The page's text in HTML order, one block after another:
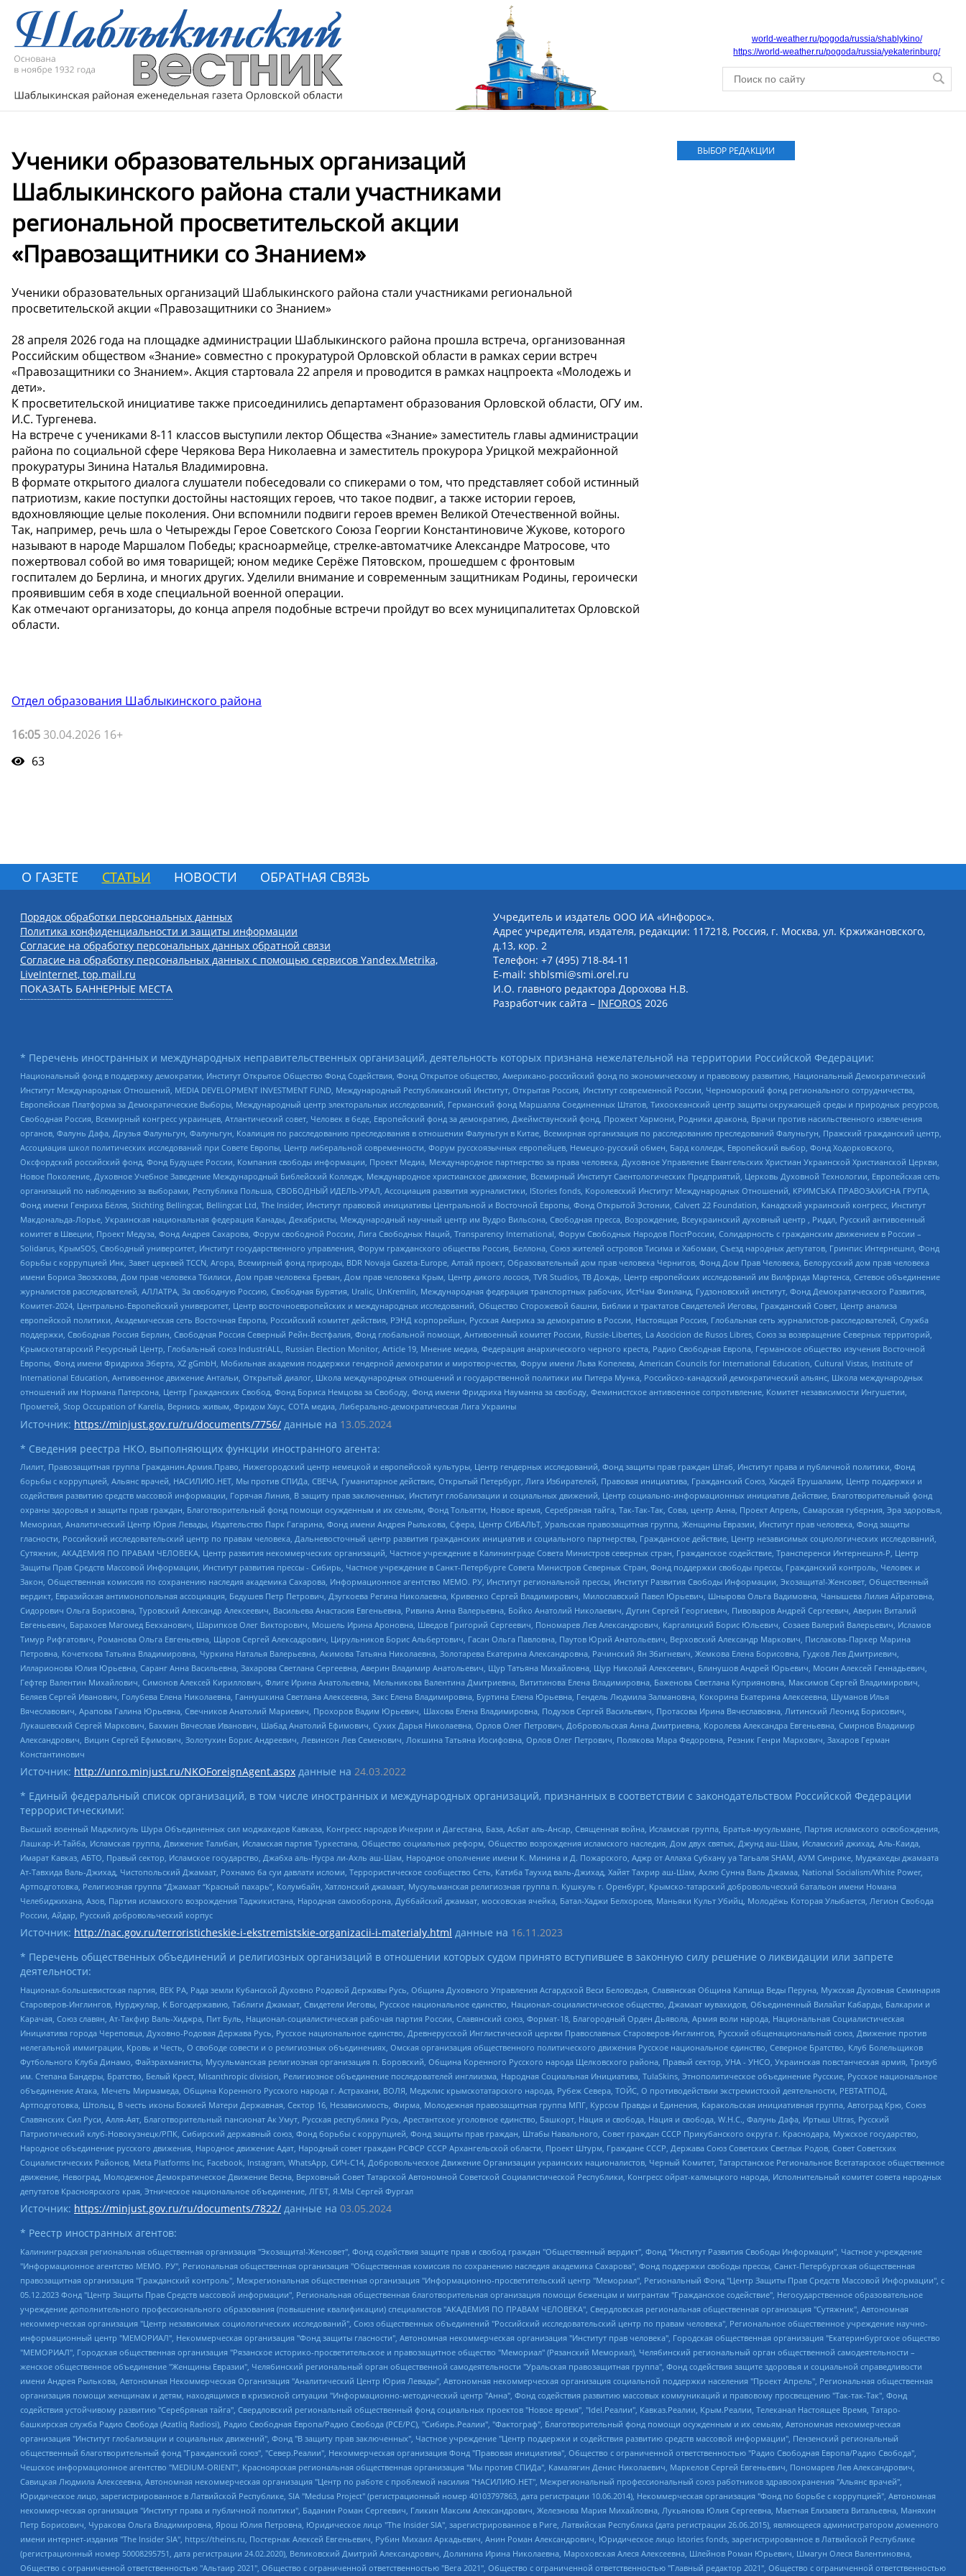
world-weather.ru/pogoda/russia/shablykino/
https://world-weather.ru/pogoda/russia/yekaterinburg/
Ученики образовательных организаций
Шаблыкинского района стали участниками
региональной просветительской акции
«Правозащитники со Знанием»
Ученики образовательных организаций Шаблыкинского района стали участниками региональной
просветительской акции «Правозащитники со Знанием»
28 апреля 2026 года на площадке администрации Шаблыкинского района прошла встреча, организованная
Российским обществом «Знание» совместно с прокуратурой Орловской области в рамках серии встреч
«Правозащитники со Знанием». Акция стартовала 22 апреля и проводится в рамках нацпроекта «Молодежь и
дети».
К просветительской инициативе также присоединились департамент образования Орловской области, ОГУ им.
И.С. Тургенева.
На встрече с учениками 8-11 классов выступили лектор Общества «Знание» заместитель главы администрации
района по социальной сфере Черякова Вера Николаевна и заместитель прокурора Урицкой межрайонной
прокуратуры Зинина Наталья Владимировна.
В формате открытого диалога слушатели побеседовали со спикерами о том, что представляет собой истинный
патриотизм, какие поступки достойны настоящих героев, что такое подвиг, а также истории героев,
вдохновляющие целые поколения. Они вспомнили подвиги героев времен Великой Отечественной войны.
Так, например, речь шла о Четырежды Герое Советского Союза Георгии Константиновиче Жукове, которого
называют в народе Маршалом Победы; красноармейце, стрелке-автоматчике Александре Матросове, что
пожертвовал собой во имя товарищей; юном медике Серёже Пятовском, прошедшем с фронтовым
госпиталем до Берлина, и многих других. Уделили внимание и современным защитникам Родины, героически
проявившим себя в ходе специальной военной операции.
Как отмечают организаторы, до конца апреля подобные встречи пройдут во всех муниципалитетах Орловской
области.
Отдел образования Шаблыкинского района
16:05 30.04.2026 16+
63
ВЫБОР РЕДАКЦИИ
О ГАЗЕТЕ СТАТЬИ НОВОСТИ ОБРАТНАЯ СВЯЗЬ
Порядок обработки персональных данных
Политика конфиденциальности и защиты информации
Согласие на обработку персональных данных обратной связи
Согласие на обработку персональных данных с помощью сервисов Yandex.Metrika,
LiveInternet, top.mail.ru
ПОКАЗАТЬ БАННЕРНЫЕ МЕСТА
Учредитель и издатель ООО ИА «Инфорос».
Адрес учредителя, издателя, редакции: 117218, Россия, г. Москва, ул. Кржижановского,
д.13, кор. 2
Телефон: +7 (495) 718-84-11
E-mail: shblsmi@smi.orel.ru
И.О. главного редактора Дорохова Н.В.
Разработчик сайта – INFOROS 2026
* Перечень иностранных и международных неправительственных организаций, деятельность которых признана нежелательной на территории Российской Федерации:
Национальный фонд в поддержку демократии, Институт Открытое Общество Фонд Содействия, Фонд Открытое общество, Американо-российский фонд по экономическому и правовому развитию, Национальный Демократический
Институт Международных Отношений, MEDIA DEVELOPMENT INVESTMENT FUND, Международный Республиканский Институт, Открытая Россия, Институт современной России, Черноморский фонд регионального сотрудничества,
Европейская Платформа за Демократические Выборы, Международный центр электоральных исследований, Германский фонд Маршалла Соединенных Штатов, Тихоокеанский центр защиты окружающей среды и природных ресурсов,
Свободная Россия, Всемирный конгресс украинцев, Атлантический совет, Человек в беде, Европейский фонд за демократию, Джеймстаунский фонд, Прожект Хармони, Родники дракона, Врачи против насильственного извлечения
органов, Фалунь Дафа, Друзья Фалуньгун, Фалуньгун, Коалиция по расследованию преследования в отношении Фалуньгун в Китае, Всемирная организация по расследованию преследований Фалуньгун, Пражский гражданский центр,
Ассоциация школ политических исследований при Совете Европы, Центр либеральной современности, Форум русскоязычных европейцев, Немецко-русский обмен, Бард колледж, Европейский выбор, Фонд Ходорковского,
Оксфордский российский фонд, Фонд Будущее России, Компания свободы информации, Проект Медиа, Международное партнерство за права человека, Духовное Управление Евангельских Христиан Украинской Христианской Церкви,
Новое Поколение, Духовное Учебное Заведение Международный Библейский Колледж, Международное христианское движение, Всемирный Институт Саентологических Предприятий, Церковь Духовной Технологии, Европейская сеть
организаций по наблюдению за выборами, Республика Польша, СВОБОДНЫЙ ИДЕЛЬ-УРАЛ, Ассоциация развития журналистики, IStories fonds, Королевский Институт Международных Отношений, КРИМСЬКА ПРАВОЗАХИСНА ГРУПА,
Фонд имени Генриха Бёлля, Stichting Bellingcat, Bellingcat Ltd, The Insider, Институт правовой инициативы Центральной и Восточной Европы, Фонд Открытой Эстонии, Calvert 22 Foundation, Канадский украинский конгресс, Институт
Макдональда-Лорье, Украинская национальная федерация Канады, Декабристы, Международный научный центр им Вудро Вильсона, Свободная пресса, Возрождение, Всеукраинский духовный центр , Риддл, Русский антивоенный
комитет в Швеции, Проект Медуза, Фонд Андрея Сахарова, Форум свободной России, Лига Свободных Наций, Transparеncy International, Форум Свободных Народов ПостРоссии, Солидарность с гражданским движением в России –
Solidarus, КрымSOS, Свободный университет, Институт государственного управления, Форум гражданского общества Россия, Беллона, Союз жителей островов Тисима и Хабомаи, Съезд народных депутатов, Гринпис Интернешнл, Фонд
борьбы с коррупцией Инк, Завет церквей TCCN, Агора, Всемирный фонд природы, BDR Novaja Gazeta-Europe, Алтай проект, Образовательный дом прав человека Чернигов, Фонд Дом Прав Человека, Белорусский дом прав человека
имени Бориса Звозскова, Дом прав человека Тбилиси, Дом прав человека Ереван, Дом прав человека Крым, Центр дикого лосося, TVR Studios, ТВ Дождь, Центр европейских исследований им Вилфрида Мартенса, Сетевое объединение
журналистов расследователей, АЛЛАТРА, За свободную Россию, Свободная Бурятия, Uralic, UnKremlin, Международная федерация транспортных рабочих, ИстЧам Финланд, Гудзоновский институт, Фонд Демократического Развития,
Комитет-2024, Центрально-Европейский университет, Центр восточноевропейских и международных исследований, Общество Сторожевой башни, Библии и трактатов Свидетелей Иеговы, Гражданский Совет, Центр анализа
европейской политики, Академическая сеть Восточная Европа, Российский комитет действия, РЭНД корпорейшн, Русская Америка за демократию в России, Настоящая Россия, Глобальная сеть журналистов-расследователей, Служба
поддержки, Свободная Россия Берлин, Свободная Россия Северный Рейн-Вестфалия, Фонд глобальной помощи, Антивоенный комитет России, Russie-Libertes, La Asocicion de Rusos Libres, Союз за возвращение Северных территорий,
Крымскотатарский Ресурсный Центр, Глобальный союз IndustriALL, Russian Election Monitor, Article 19, Мнение медиа, Федерация анархического черного креста, Радио Свободная Европа, Германское общество изучения Восточной
Европы, Фонд имени Фридриха Эберта, XZ gGmbH, Мобильная академия поддержки гендерной демократии и миротворчества, Форум имени Льва Копелева, American Councils for International Education, Cultural Vistas, Institute of
International Education, Антивоенное движение Антальи, Открытый диалог, Школа международных отношений и государственной политики им Питера Мунка, Российско-канадский демократический альянс, Школа международных
отношений им Нормана Патерсона, Центр Гражданских Свобод, Фонд Бориса Немцова за Свободу, Фонд имени Фридриха Науманна за свободу, Феминистское антивоенное сопротивление, Комитет независимости Ингушетии,
Прометей, Stop Occupation of Karelia, Вернись живым, Фридом Хаус, СОТА медиа, Либерально-демократическая Лига Украины
Источник: https://minjust.gov.ru/ru/documents/7756/ данные на 13.05.2024
* Сведения реестра НКО, выполняющих функции иностранного агента:
Лилит, Правозащитная группа Гражданин.Армия.Право, Нижегородский центр немецкой и европейской культуры, Центр гендерных исследований, Фонд защиты прав граждан Штаб, Институт права и публичной политики, Фонд
борьбы с коррупцией, Альянс врачей, НАСИЛИЮ.НЕТ, Мы против СПИДа, СВЕЧА, Гуманитарное действие, Открытый Петербург, Лига Избирателей, Правовая инициатива, Гражданский Союз, Хасдей Ерушалаим, Центр поддержки и
содействия развитию средств массовой информации, Горячая Линия, В защиту прав заключенных, Институт глобализации и социальных движений, Центр социально-информационных инициатив Действие, Благотворительный фонд
охраны здоровья и защиты прав граждан, Благотворительный фонд помощи осужденным и их семьям, Фонд Тольятти, Новое время, Серебряная тайга, Так-Так-Так, Сова, центр Анна, Проект Апрель, Самарская губерния, Эра здоровья,
Мемориал, Аналитический Центр Юрия Левады, Издательство Парк Гагарина, Фонд имени Андрея Рылькова, Сфера, Центр СИБАЛЬТ, Уральская правозащитная группа, Женщины Евразии, Институт прав человека, Фонд защиты
гласности, Российский исследовательский центр по правам человека, Дальневосточный центр развития гражданских инициатив и социального партнерства, Гражданское действие, Центр независимых социологических исследований,
Сутяжник, АКАДЕМИЯ ПО ПРАВАМ ЧЕЛОВЕКА, Центр развития некоммерческих организаций, Частное учреждение в Калининграде Совета Министров северных стран, Гражданское содействие, Трансперенси Интернешнл-Р, Центр
Защиты Прав Средств Массовой Информации, Институт развития прессы - Сибирь, Частное учреждение в Санкт-Петербурге Совета Министров Северных Стран, Фонд поддержки свободы прессы, Гражданский контроль, Человек и
Закон, Общественная комиссия по сохранению наследия академика Сахарова, Информационное агентство МЕМО. РУ, Институт региональной прессы, Институт Развития Свободы Информации, Экозащита!-Женсовет, Общественный
вердикт, Евразийская антимонопольная ассоциация, Бедушев Петр Петрович, Дзугкоева Регина Николаевна, Кривенко Сергей Владимирович, Милославский Павел Юрьевич, Шнырова Ольга Вадимовна, Чанышева Лилия Айратовна,
Сидорович Ольга Борисовна, Туровский Александр Алексеевич, Васильева Анастасия Евгеньевна, Ривина Анна Валерьевна, Бойко Анатолий Николаевич, Дугин Сергей Георгиевич, Пивоваров Андрей Сергеевич, Аверин Виталий
Евгеньевич, Барахоев Магомед Бекханович, Шарипков Олег Викторович, Мошель Ирина Ароновна, Шведов Григорий Сергеевич, Пономарев Лев Александрович, Каргалицкий Борис Юльевич, Созаев Валерий Валерьевич, Исламов
Тимур Рифгатович, Романова Ольга Евгеньевна, Щаров Сергей Алексадрович, Цирульников Борис Альбертович, Гасан Ольга Павловна, Паутов Юрий Анатольевич, Верховский Александр Маркович, Пислакова-Паркер Марина
Петровна, Кочеткова Татьяна Владимировна, Чуркина Наталья Валерьевна, Акимова Татьяна Николаевна, Золотарева Екатерина Александровна, Рачинский Ян Збигневич, Жемкова Елена Борисовна, Гудков Лев Дмитриевич,
Илларионова Юлия Юрьевна, Саранг Анна Васильевна, Захарова Светлана Сергеевна, Аверин Владимир Анатольевич, Щур Татьяна Михайловна, Щур Николай Алексеевич, Блинушов Андрей Юрьевич, Мосин Алексей Геннадьевич,
Гефтер Валентин Михайлович, Симонов Алексей Кириллович, Флиге Ирина Анатольевна, Мельникова Валентина Дмитриевна, Вититинова Елена Владимировна, Баженова Светлана Куприяновна, Максимов Сергей Владимирович,
Беляев Сергей Иванович, Голубева Елена Николаевна, Ганнушкина Светлана Алексеевна, Закс Елена Владимировна, Буртина Елена Юрьевна, Гендель Людмила Залмановна, Кокорина Екатерина Алексеевна, Шуманов Илья
Вячеславович, Арапова Галина Юрьевна, Свечников Анатолий Мариевич, Прохоров Вадим Юрьевич, Шахова Елена Владимировна, Подузов Сергей Васильевич, Протасова Ирина Вячеславовна, Литинский Леонид Борисович,
Лукашевский Сергей Маркович, Бахмин Вячеслав Иванович, Шабад Анатолий Ефимович, Сухих Дарья Николаевна, Орлов Олег Петрович, Добровольская Анна Дмитриевна, Королева Александра Евгеньевна, Смирнов Владимир
Александрович, Вицин Сергей Ефимович, Золотухин Борис Андреевич, Левинсон Лев Семенович, Локшина Татьяна Иосифовна, Орлов Олег Петрович, Полякова Мара Федоровна, Резник Генри Маркович, Захаров Герман
Константинович
Источник: http://unro.minjust.ru/NKOForeignAgent.aspx данные на 24.03.2022
* Единый федеральный список организаций, в том числе иностранных и международных организаций, признанных в соответствии с законодательством Российской Федерации
террористическими:
Высший военный Маджлисуль Шура Объединенных сил моджахедов Кавказа, Конгресс народов Ичкерии и Дагестана, База, Асбат аль-Ансар, Священная война, Исламская группа, Братья-мусульмане, Партия исламского освобождения,
Лашкар-И-Тайба, Исламская группа, Движение Талибан, Исламская партия Туркестана, Общество социальных реформ, Общество возрождения исламского наследия, Дом двух святых, Джунд аш-Шам, Исламский джихад, Аль-Каида,
Имарат Кавказ, АБТО, Правый сектор, Исламское государство, Джабха аль-Нусра ли-Ахль аш-Шам, Народное ополчение имени К. Минина и Д. Пожарского, Аджр от Аллаха Субхану уа Тагьаля SHAM, АУМ Синрике, Муджахеды джамаата
Ат-Тавхида Валь-Джихад, Чистопольский Джамаат, Рохнамо ба суи давлати исломи, Террористическое сообщество Сеть, Катиба Таухид валь-Джихад, Хайят Тахрир аш-Шам, Ахлю Сунна Валь Джамаа, National Socialism/White Power,
Артподготовка, Религиозная группа “Джамаат “Красный пахарь”, Колумбайн, Хатлонский джамаат, Мусульманская религиозная группа п. Кушкуль г. Оренбург, Крымско-татарский добровольческий батальон имени Номана
Челебиджихана, Азов, Партия исламского возрождения Таджикистана, Народная самооборона, Дуббайский джамаат, московская ячейка, Батал-Хаджи Белхороев, Маньяки Культ Убийц, Молодёжь Которая Улыбается, Легион Свобода
России, Айдар, Русский добровольческий корпус
Источник: http://nac.gov.ru/terroristicheskie-i-ekstremistskie-organizacii-i-materialy.html данные на 16.11.2023
* Перечень общественных объединений и религиозных организаций в отношении которых судом принято вступившее в законную силу решение о ликвидации или запрете
деятельности:
Национал-большевистская партия, ВЕК РА, Рада земли Кубанской Духовно Родовой Державы Русь, Община Духовного Управления Асгардской Веси Беловодья, Славянская Община Капища Веды Перуна, Мужская Духовная Семинария
Староверов-Инглингов, Нурджулар, К Богодержавию, Таблиги Джамаат, Свидетели Иеговы, Русское национальное единство, Национал-социалистическое общество, Джамаат мувахидов, Объединенный Вилайат Кабарды, Балкарии и
Карачая, Союз славян, Ат-Такфир Валь-Хиджра, Пит Буль, Национал-социалистическая рабочая партия России, Славянский союз, Формат-18, Благородный Орден Дьявола, Армия воли народа, Национальная Социалистическая
Инициатива города Череповца, Духовно-Родовая Держава Русь, Русское национальное единство, Древнерусской Инглистической церкви Православных Староверов-Инглингов, Русский общенациональный союз, Движение против
нелегальной иммиграции, Кровь и Честь, О свободе совести и о религиозных объединениях, Омская организация общественного политического движения Русское национальное единство, Северное Братство, Клуб Болельщиков
Футбольного Клуба Динамо, Файзрахманисты, Мусульманская религиозная организация п. Боровский, Община Коренного Русского народа Щелковского района, Правый сектор, УНА - УНСО, Украинская повстанческая армия, Тризуб
им. Степана Бандеры, Братство, Белый Крест, Misanthropic division, Религиозное объединение последователей инглиизма, Народная Социальная Инициатива, TulaSkins, Этнополитическое объединение Русские, Русское национальное
объединение Атака, Мечеть Мирмамеда, Община Коренного Русского народа г. Астрахани, ВОЛЯ, Меджлис крымскотатарского народа, Рубеж Севера, ТОЙС, О противодействии экстремистской деятельности, РЕВТАТПОД,
Артподготовка, Штольц, В честь иконы Божией Матери Державная, Сектор 16, Независимость, Фирма, Молодежная правозащитная группа МПГ, Курсом Правды и Единения, Каракольская инициативная группа, Автоград Крю, Союз
Славянских Сил Руси, Алля-Аят, Благотворительный пансионат Ак Умут, Русская республика Русь, Арестантское уголовное единство, Башкорт, Нация и свобода, Нация и свобода, W.H.С., Фалунь Дафа, Иртыш Ultras, Русский
Патриотический клуб-Новокузнецк/РПК, Сибирский державный союз, Фонд борьбы с коррупцией, Фонд защиты прав граждан, Штабы Навального, Совет граждан СССР Прикубанского округа г. Краснодара, Мужское государство,
Народное объединение русского движения, Народное движение Адат, Народный совет граждан РСФСР СССР Архангельской области, Проект Штурм, Граждане СССР, Держава Союз Советских Светлых Родов, Совет Советских
Социалистических Районов, Meta Platforms Inc, Facebook, Instagram, WhatsApp, СИЧ-С14, Добровольческое Движение Организации украинских националистов, Черный Комитет, Татарстанское Региональное Всетатарское общественное
движение, Невоград, Молодежное Демократическое Движение Весна, Верховный Совет Татарской Автономной Советской Социалистической Республики, Конгресс ойрат-калмыцкого народа, Исполнительный комитет совета народных
депутатов Красноярского края, Этническое национальное объединение, ЛГБТ, Я.МЫ Сергей Фургал
Источник: https://minjust.gov.ru/ru/documents/7822/ данные на 03.05.2024
* Реестр иностранных агентов:
Калининградская региональная общественная организация "Экозащита!-Женсовет", Фонд содействия защите прав и свобод граждан "Общественный вердикт", Фонд "Институт Развития Свободы Информации", Частное учреждение "Информационное агентство МЕМО. РУ", Региональная общественная организация "Общественная комиссия по сохранению наследия академика Сахарова", Фонд поддержки свободы прессы, Санкт-Петербургская общественная правозащитная организация "Гражданский контроль", Межрегиональная общественная организация "Информационно-просветительский центр "Мемориал", Региональный Фонд "Центр Защиты Прав Средств Массовой Информации", с 05.12.2023 Фонд "Центр Защиты Прав Средств массовой информации", Региональная общественная благотворительная организация помощи беженцам и мигрантам "Гражданское содействие", Негосударственное образовательное учреждение дополнительного профессионального образования (повышение квалификации) специалистов "АКАДЕМИЯ ПО ПРАВАМ ЧЕЛОВЕКА", Свердловская региональная общественная организация "Сутяжник", Автономная некоммерческая организация "Центр независимых социологических исследований", Союз общественных объединений "Российский исследовательский центр по правам человека", Региональное общественное учреждение научно-информационный центр "МЕМОРИАЛ", Некоммерческая организация "Фонд защиты гласности", Автономная некоммерческая организация "Институт прав человека", Городская общественная организация "Екатеринбургское общество "МЕМОРИАЛ", Городская общественная организация "Рязанское историко-просветительское и правозащитное общество "Мемориал" (Рязанский Мемориал), Челябинский региональный орган общественной самодеятельности – женское общественное объединение "Женщины Евразии", Челябинский региональный орган общественной самодеятельности "Уральская правозащитная группа", Фонд содействия защите здоровья и социальной справедливости имени Андрея Рылькова, Автономная Некоммерческая Организация "Аналитический Центр Юрия Левады", Автономная некоммерческая организация социальной поддержки населения "Проект Апрель", Региональная общественная организация помощи женщинам и детям, находящимся в кризисной ситуации "Информационно-методический центр "Анна", Фонд содействия развитию массовых коммуникаций и правовому просвещению "Так-так-Так", Фонд содействия устойчивому развитию "Серебряная тайга", Свердловский региональный общественный фонд социальных проектов "Новое время", "Idel.Реалии", Кавказ.Реалии, Крым.Реалии, Телеканал Настоящее Время, Татаро-башкирская служба Радио Свобода (Azatliq Radiosi), Радио Свободная Европа/Радио Свобода (PCE/PC), "Сибирь.Реалии", "Фактограф", Благотворительный фонд помощи осужденным и их семьям, Автономная некоммерческая организация "Институт глобализации и социальных движений", Фонд "В защиту прав заключенных", Частное учреждение "Центр поддержки и содействия развитию средств массовой информации", Пензенский региональный общественный благотворительный фонд "Гражданский союз", "Север.Реалии", Некоммерческая организация Фонд "Правовая инициатива", Общество с ограниченной ответственностью "Радио Свободная Европа/Радио Свобода", Чешское информационное агентство "MEDIUM-ORIENT", Красноярская региональная общественная организация "Мы против СПИДа", Камалягин Денис Николаевич, Маркелов Сергей Евгеньевич, Пономарев Лев Александрович, Савицкая Людмила Алексеевна, Автономная некоммерческая организация "Центр по работе с проблемой насилия "НАСИЛИЮ.НЕТ", Межрегиональный профессиональный союз работников здравоохранения "Альянс врачей", Юридическое лицо, зарегистрированное в Латвийской Республике, SIA "Medusa Project" (регистрационный номер 40103797863, дата регистрации 10.06.2014), Некоммерческая организация "Фонд по борьбе с коррупцией", Автономная некоммерческая организация "Институт права и публичной политики", Баданин Роман Сергеевич, Гликин Максим Александрович, Железнова Мария Михайловна, Лукьянова Юлия Сергеевна, Маетная Елизавета Витальевна, Маняхин Петр Борисович, Чуракова Ольга Владимировна, Ярош Юлия Петровна, Юридическое лицо "The Insider SIA", зарегистрированное в Риге, Латвийская Республика (дата регистрации 26.06.2015), являющееся администратором доменного имени интернет-издания "The Insider SIA", https://theins.ru, Постернак Алексей Евгеньевич, Рубин Михаил Аркадьевич, Анин Роман Александрович, Юридическое лицо Istories fonds, зарегистрированное в Латвийской Республике (регистрационный номер 50008295751, дата регистрации 24.02.2020), Великовский Дмитрий Александрович, Долинина Ирина Николаевна, Мароховская Алеся Алексеевна, Шлейнов Роман Юрьевич, Шмагун Олеся Валентиновна, Общество с ограниченной ответственностью "Альтаир 2021", Общество с ограниченной ответственностью "Вега 2021", Общество с ограниченной ответственностью "Главный редактор 2021", Общество с ограниченной ответственностью "Ромашки монолит", Важенков Артем Валерьевич, Ивановская областная общественная организация "Центр гендерных исследований", Гурман Юрий Альбертович, Медиапроект "ОВД-Инфо", Егоров Владимир Владимирович, Жилинский Владимир Александрович, Общество с ограниченной ответственностью "ЗП", Иванова София Юрьевна, Карезина Инна Павловна, Кильтау Екатерина Викторовна, Петров Алексей Викторович, Пискунов Сергей Евгеньевич, Смирнов Сергей Сергеевич, Тихонов Михаил Сергеевич, Общество с ограниченной ответственностью "ЖУРНАЛИСТ-ИНОСТРАННЫЙ АГЕНТ", Арапова Галина Юрьевна, Вольтская Татьяна Анатольевна, Американская компания "Mason G.E.S. Anonymous Foundation" (США), являющаяся владельцем интернет-издания https://mnews.world/, Компания "Stichting Bellingcat", зарегистрированная в Нидерландах (дата регистрации 11.07.2018), Захаров Андрей Вячеславович, Клепиковская Екатерина Дмитриевна, Общество с ограниченной ответственностью "МЕМО", Перл Роман Александрович, Симонов Евгений Алексеевич, Соловьева Елена Анатольевна, Сотников Даниил Владимирович, Сурначева Елизавета Дмитриевна, Автономная некоммерческая организация по защите прав человека и информированию населения "Якутия – Наше Мнение", Общество с ограниченной ответственностью "Москоу диджитал медиа", с 26.01.2023 Общество с ограниченной ответственностью "Чайка Белые сады", Ветошкина Валерия Валерьевна, Заговора Максим Александрович, Межрегиональное общественное движение "Российская ЛГБТ - сеть", Оленичев Максим Владимирович, Павлов Иван Юрьевич, Скворцова Елена Сергеевна, Общество с ограниченной ответственностью "Как бы инагент", Кочетков Игорь Викторович, Общество с ограниченной ответственностью "Честные выборы", Еланчик Олег Александрович, Общество с ограниченной ответственностью "Нобелевский призыв", Гималова Регина Эмилевна, Григорьев Андрей Валерьевич, Григорьева Алина Александровна, Ассоциация по содействию защите прав призывников, альтернативнослужащих и военнослужащих "Правозащитная группа "Гражданин.Армия.Право", Хисамова Регина Фаритовна, Автономная некоммерческая организация по реализации социально-правовых программ "Лилит", Дальневосточное общественное движение "Маяк", Санкт-Петербургская ЛГБТ-инициативная группа "Выход", Инициативная группа ЛГБТ+ "Реверс", Алексеев Андрей Викторович, Бекбулатова Таисия Львовна, Беляев Иван Михайлович, Владыкина Елена Сергеевна, Гельман Марат Александрович, Никульшина Вероника Юрьевна, Толоконникова Надежда Андреевна, Шендерович Виктор Анатольевич, Общество с ограниченной ответственностью "Данное сообщение", Общество с ограниченной ответственностью Издательский дом "Новая глава", Айнбиндер Александра Александровна, Московский комьюнити-центр для ЛГБТ+инициатив, Благотворительный фонд развития филантропии, Deutsche Welle (Германия, Kurt-Schumacher-Strasse 3, 53113 Bonn), Борзунова Мария Михайловна, Воробьев Виктор Викторович, Голубева Анна Львовна, Константинова Алла Михайловна, Малкова Ирина Владимировна, Мурадов Мурад Абдулгалимович, Осетинская Елизавета Николаевна, Понасенков Евгений Николаевич, Ганапольский Матвей Юрьевич, Киселев Евгений Алексеевич, Борухович Ирина Григорьевна, Дремин Иван Тимофеевич, Дубровский Дмитрий Викторович, Красноярская региональная общественная организация поддержки и развития альтернативных образовательных технологий и межкультурных коммуникаций "ИНТЕРРА", Маяковская Екатерина Алексеевна, Фейгин Марк Захарович, Филимонов Андрей Викторович, Дзугкоева Регина Николаевна, Доброхотов Роман Александрович, Дудь Юрий Александрович, Елкин Сергей Владимирович, Кругликов Кирилл Игоревич, Сабунаева Мария Леонидовна, Семенов Алексей Владимирович, Шаинян Карен Багратович, Шульман Екатерина Михайловна, Асафьев Артур Валерьевич, Вахштайн Виктор Семенович, Венедиктов Алексей Алексеевич, Лушникова Екатерина Евгеньевна, Волков Леонид Михайлович, Невзоров Александр Глебович, Пархоменко Сергей Борисович, Сироткин Ярослав Николаевич, Кара-Мурза Владимир Владимирович, Баранова Наталья Владимировна, Гозман Леонид Яковлевич, Кагарлицкий Борис Юльевич, Климарев Михаил Валерьевич, Милов Владимир Станиславович, Автономная некоммерческая организация Краснодарский центр современного искусства "Типография", Моргенштерн Алишер Тагирович, Соболь Любовь Эдуардовна, Общество с ограниченной ответственностью "ЛИЗА НОРМ", Каспаров Гарри Кимович, Ходорковский Михаил Борисович, Общество с ограниченной ответственностью "Апрельские тезисы", Данилович Ирина Брониславовна, Кашин Олег Владимирович, Петров Николай Владимирович, Пивоваров Алексей Владимирович, Соколов Михаил Владимирович, Цветкова Юлия Владимировна, Чичваркин Евгений Александрович, Комитет против пыток/Команда против пыток, Общество с ограниченной ответственностью "Первый научный", Общество с ограниченной ответственностью "Вертолет и ко", Белоцерковская Вероника Борисовна, Кац Максим Евгеньевич, Лазарева Татьяна Юрьевна, Шаведдинов Руслан Табризович, Яшин Илья Валерьевич, Общество с ограниченной ответственностью "Иноагент ААВ", Алешковский Дмитрий Петрович, Альбац Евгения Марковна, Быков Дмитрий Львович, Галямина Юлия Евгеньевна, Лойко Сергей Леонидович, Мартынов Кирилл Константинович, Медведев Сергей Александрович, Крашенинников Федор Геннадиевич, Гордеева Катерина Вл